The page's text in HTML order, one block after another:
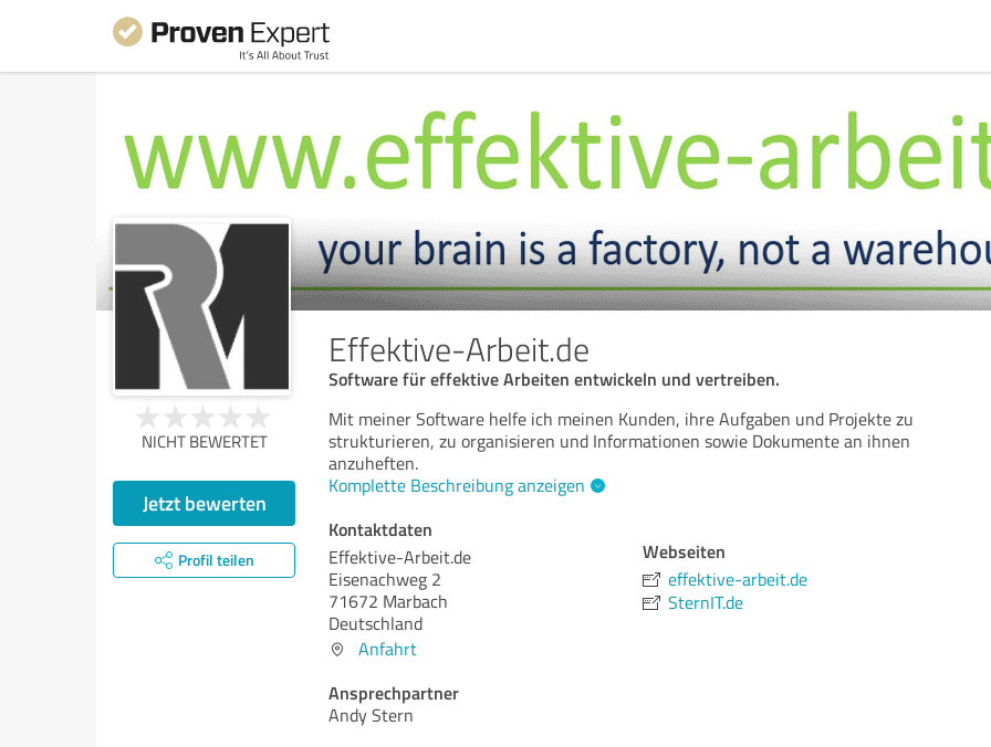
Effektive-Arbeit.de
Software für effektive Arbeiten entwickeln und vertreiben.
NICHT BEWERTET
Jetzt bewerten
Profil teilen
Mit meiner Software helfe ich meinen Kunden, ihre Aufgaben und Projekte zu
strukturieren, zu organisieren und Informationen sowie Dokumente an ihnen
anzuheften.
Komplette Beschreibung anzeigen
Kontaktdaten
Effektive-Arbeit.de
Eisenachweg 2
71672 Marbach
Deutschland
Anfahrt
Ansprechpartner
Andy Stern
Webseiten
effektive-arbeit.de
SternIT.de